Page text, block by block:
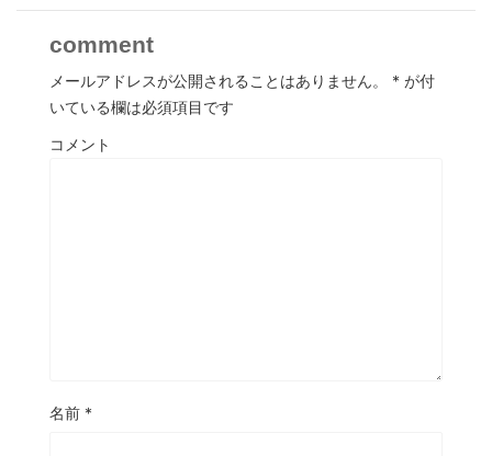
comment
メールアドレスが公開されることはありません。 * が付
いている欄は必須項目です
コメント
名前 *